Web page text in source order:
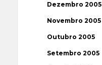
Dezembro 2005
Novembro 2005
Outubro 2005
Setembro 2005